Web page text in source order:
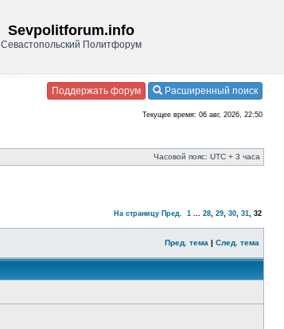
Sevpolitforum.info
Севастопольский Политфорум
Поддержать форум Расширенный поиск
Текущее время: 06 авг, 2026, 22:50
Часовой пояс: UTC + 3 часа
На страницу Пред. 1 ... 28, 29, 30, 31, 32
Пред. тема | След. тема